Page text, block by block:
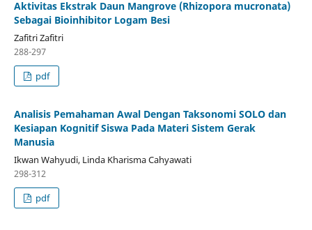
Aktivitas Ekstrak Daun Mangrove (Rhizopora mucronata)
Sebagai Bioinhibitor Logam Besi
Zafitri Zafitri
288-297
pdf
Analisis Pemahaman Awal Dengan Taksonomi SOLO dan
Kesiapan Kognitif Siswa Pada Materi Sistem Gerak
Manusia
Ikwan Wahyudi, Linda Kharisma Cahyawati
298-312
pdf